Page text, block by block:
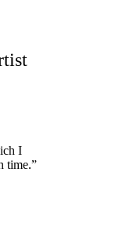
I
time.”